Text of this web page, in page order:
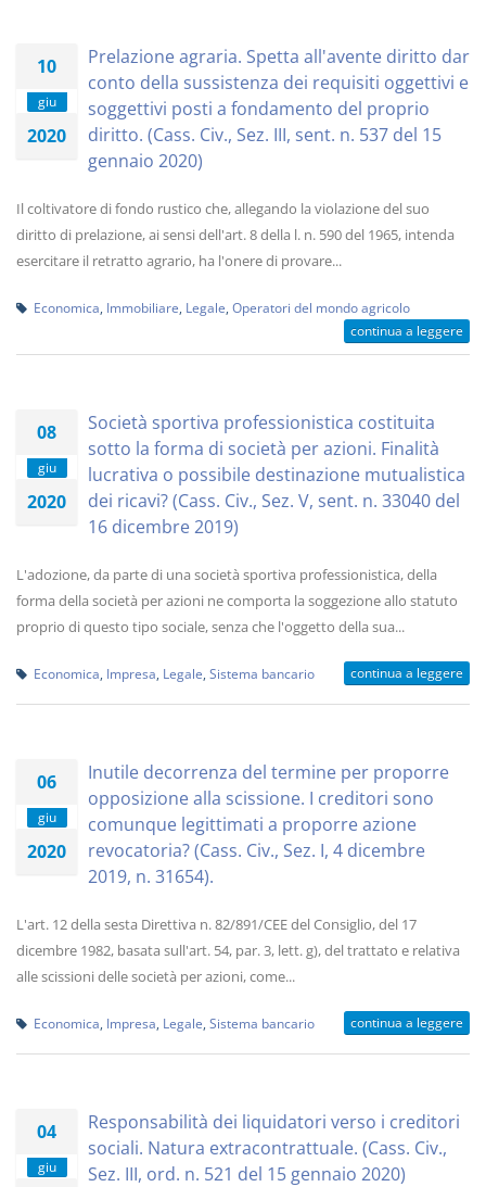
10
giu
2020
Prelazione agraria. Spetta all'avente diritto dar
conto della sussistenza dei requisiti oggettivi e
soggettivi posti a fondamento del proprio
diritto. (Cass. Civ., Sez. III, sent. n. 537 del 15
gennaio 2020)
Il coltivatore di fondo rustico che, allegando la violazione del suo
diritto di prelazione, ai sensi dell'art. 8 della l. n. 590 del 1965, intenda
esercitare il retratto agrario, ha l'onere di provare...
Economica Immobiliare Legale Operatori del mondo agricolo
continua a leggere
08
giu
2020
Società sportiva professionistica costituita
sotto la forma di società per azioni. Finalità
lucrativa o possibile destinazione mutualistica
dei ricavi? (Cass. Civ., Sez. V, sent. n. 33040 del
16 dicembre 2019)
L'adozione, da parte di una società sportiva professionistica, della
forma della società per azioni ne comporta la soggezione allo statuto
proprio di questo tipo sociale, senza che l'oggetto della sua...
Economica Impresa Legale Sistema bancario continua a leggere
06
giu
2020
Inutile decorrenza del termine per proporre
opposizione alla scissione. I creditori sono
comunque legittimati a proporre azione
revocatoria? (Cass. Civ., Sez. I, 4 dicembre
2019, n. 31654).
L'art. 12 della sesta Direttiva n. 82/891/CEE del Consiglio, del 17
dicembre 1982, basata sull'art. 54, par. 3, lett. g), del trattato e relativa
alle scissioni delle società per azioni, come...
Economica Impresa Legale Sistema bancario continua a leggere
04
giu
Responsabilità dei liquidatori verso i creditori
sociali. Natura extracontrattuale. (Cass. Civ.,
Sez. III, ord. n. 521 del 15 gennaio 2020)